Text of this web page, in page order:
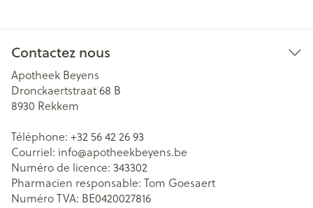
Contactez nous
Apotheek Beyens
Dronckaertstraat 68 B
8930 Rekkem
Téléphone: +32 56 42 26 93
Courriel: info@apotheekbeyens.be
Numéro de licence: 343302
Pharmacien responsable: Tom Goesaert
Numéro TVA: BE0420027816